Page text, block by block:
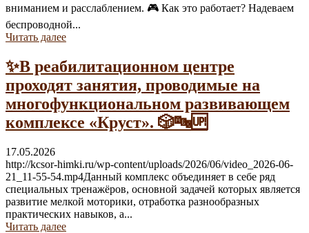
вниманием и расслаблением. 🎮 Как это работает? Надеваем
беспроводной...
Читать далее
✨В реабилитационном центре
проходят занятия, проводимые на
многофункциональном развивающем
комплексе «Круст». 🎲🔤🆙
17.05.2026
http://kcsor-himki.ru/wp-content/uploads/2026/06/video_2026-06-
21_11-55-54.mp4Данный комплекс объединяет в себе ряд
специальных тренажёров, основной задачей которых является
развитие мелкой моторики, отработка разнообразных
практических навыков, а...
Читать далее